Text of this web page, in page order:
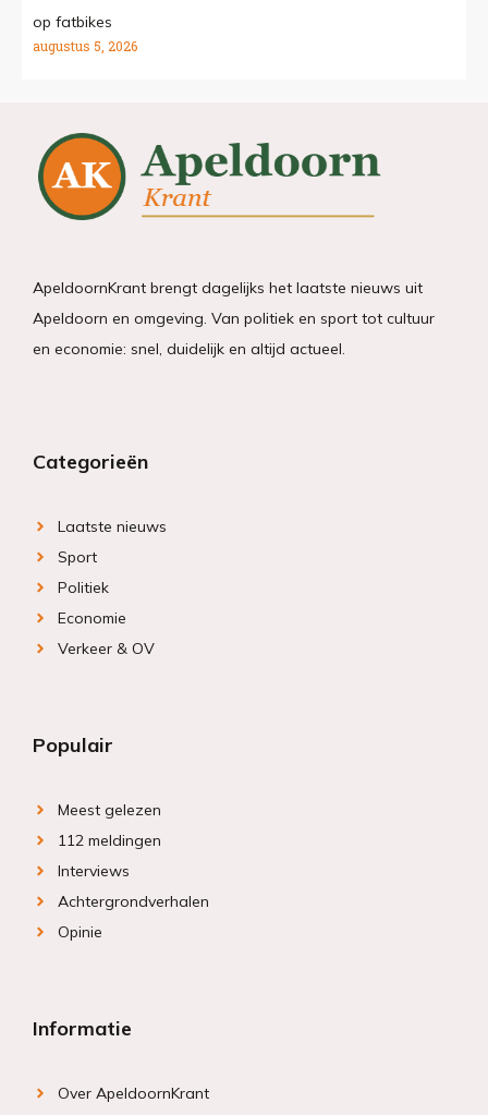
op fatbikes
augustus 5, 2026
ApeldoornKrant brengt dagelijks het laatste nieuws uit
Apeldoorn en omgeving. Van politiek en sport tot cultuur
en economie: snel, duidelijk en altijd actueel.
Categorieën
Laatste nieuws
Sport
Politiek
Economie
Verkeer & OV
Populair
Meest gelezen
112 meldingen
Interviews
Achtergrondverhalen
Opinie
Informatie
Over ApeldoornKrant